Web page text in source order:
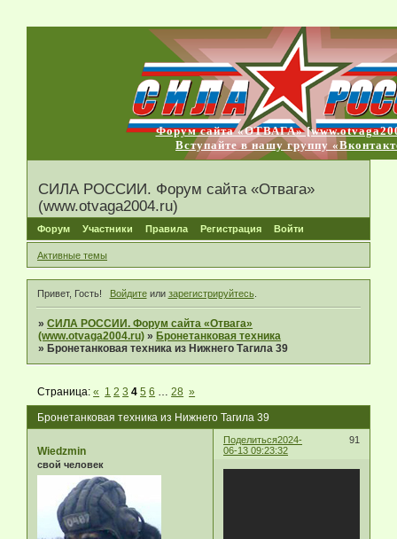
Форум сайта «ОТВАГА»
Вступайте в нашу группу
СИЛА РОССИИ. Форум сайта «Отвага»
(www.otvaga2004.ru)
Форум Участники Правила Регистрация Войти
Активные темы
Привет, Гость! Войдитеили зарегистрируйтесь.
»СИЛА РОССИИ. Форум сайта «Отвага»
(www.otvaga2004.ru) » Бронетанковая техника
» Бронетанковая техника из Нижнего Тагила 39
Бронетанковая техника из Нижнего Тагила 39
Страница:« 1 2 3 4 5 6 28 »
Поделиться 91
2024-
06-13 09:23:32
Wiedzmin
свой человек